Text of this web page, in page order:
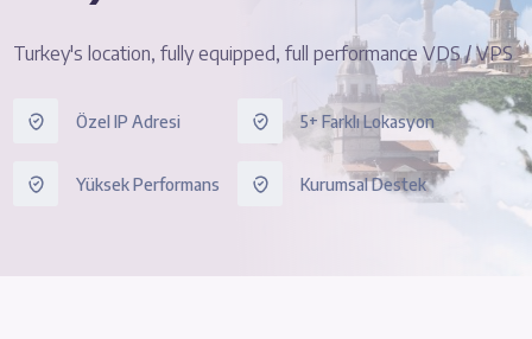
Turkey's location, fully equipped, full performance VDS / VPS
Özel IP Adresi
Yüksek Performans
5+ Farklı Lokasyon
Kurumsal Destek